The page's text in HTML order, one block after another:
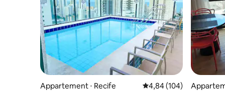
Appartement ⋅ Recife Évaluation moyenne
4,84 (104)